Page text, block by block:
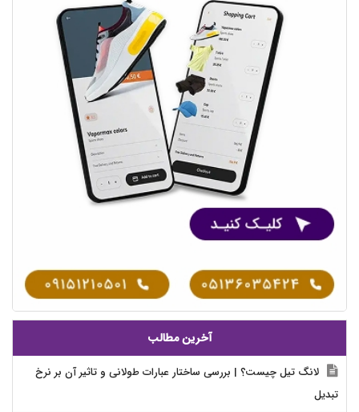
آخرین مطالب
لانگ تیل چیست؟ | بررسی ساختار عبارات طولانی و تاثیر آن بر نرخ
تبدیل